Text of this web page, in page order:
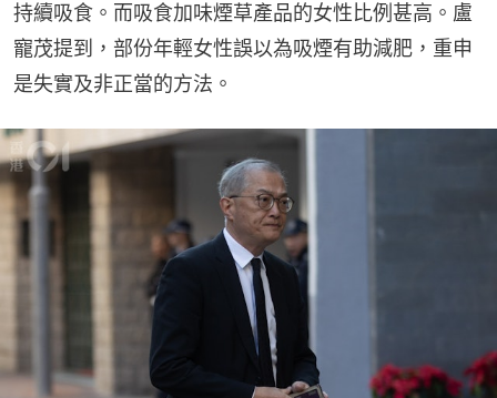
持續吸食。而吸食加味煙草產品的女性比例甚高。盧
寵茂提到，部份年輕女性誤以為吸煙有助減肥，重申
是失實及非正當的方法。